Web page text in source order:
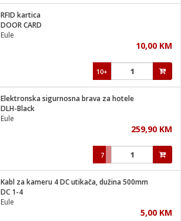
RFID kartica
DOOR CARD
Eule
10,00 KM
10+
Elektronska sigurnosna brava za hotele
DLH-Black
Eule
259,90 KM
7
Kabl za kameru 4 DC utikača, dužina 500mm
DC 1-4
Eule
5,00 KM